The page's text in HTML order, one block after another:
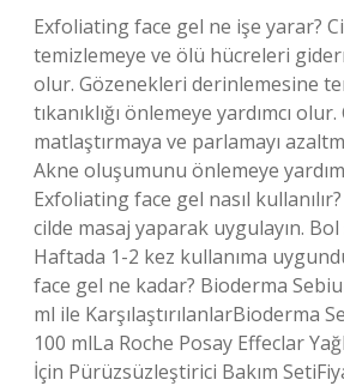
Exfoliating face gel ne işe yarar?
temizlemeye ve ölü hücreleri
olur. Gözenekleri derinlemesine
tıkanıklığı önlemeye yardımcı olur.
matlaştırmaya ve parlamayı
Akne oluşumunu önlemeye
Exfoliating face gel nasıl
cilde masaj yaparak uygulayın.
Haftada 1-2 kez kullanıma
face gel ne kadar? Bioderma
ml ile KarşılaştırılanlarBioderma
100 mlLa Roche Posay Effeclar
İçin Pürüzsüzleştirici Bakım